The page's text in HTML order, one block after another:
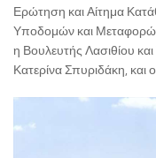
Ερώτηση και Αίτημα
Υποδομών και
η Βουλευτής Λασιθίου
Κατερίνα Σπυριδάκη, και